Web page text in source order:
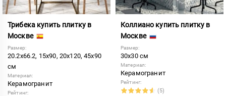
Трибека купить плитку в
Москве
Размер:
20.2x66.2, 15x90, 20x120, 45x90
см
Материал:
Керамогранит
Рейтинг:
Коллиано купить плитку в
Москве
Размер:
30x30 см
Материал:
Керамогранит
Рейтинг:
(5)